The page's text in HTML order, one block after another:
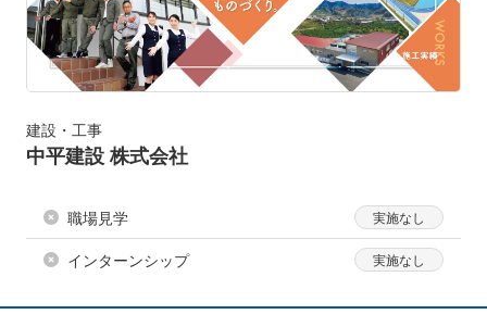
建設・工事
中平建設 株式会社
職場見学
インターンシップ